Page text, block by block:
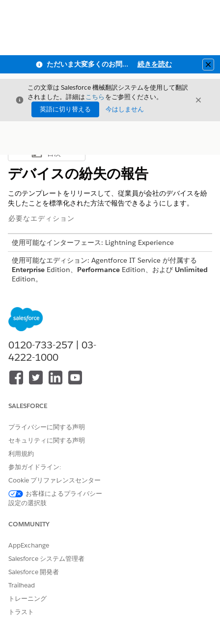
ただいま大変多くのお問い合わせをいただいており、ご連絡までにお時間を頂戴しております 続きを読む
閉じる
この文章は Salesforce 機械翻訳システムを使用して翻訳
されました。詳細はこちら をご参照ください。
英語に切り替える
今はしません
閉じる
目次を表示
目次
デバイスの紛失の報告
このテンプレートをリリースして、従業員が会社のデバイスを紛
失したことを標準化された方法で報告できるようにします。
必要なエディション
使用可能なインターフェース: Lightning Experience
使用可能なエディション: Agentforce IT Service が付属する
Enterprise Edition、 Performance Edition、および Unlimited
Edition。
ユーザーの詳細を取得するサービス要求レコードが作成されま
す。テンプレートに含まれている内容を確認します。
受入属性
このテンプレートの受入フォームでは、従業員から次の詳細を取
紛失したデバイス: 紛失として報告された特定の会社のデバイ
Remote Wipe (リモートワイプ): 従業員のリモートワイプ設
Loss Details (紛失の詳細): デバイスが紛失した場所と時期に
関する詳細 (場所、状況、復旧に役立つ情報など)。
手動履行
このサービスプロセスでは、手動履行の要求が IT チームに転送さ
れます。Flow Builder でフローを作成し、マネージャー承認や自
動履行などのカスタムロジックを含めることができます。
このテンプレートには、受入または履行のための事前設定済みの
要求の取得方法と履行方法を定義するコネクタを含むカスタムフ
ローを作成します。
0120-733-257 | 03-
4222-1000
SALESFORCE
プライバシーに関する声明
セキュリティに関する声明
利用規約
参加ガイドライン:
Cookie プリファレンスセンター
お客様によるプライバシー
設定の選択肢
COMMUNITY
AppExchange
Salesforce システム管理者
Salesforce 開発者
Trailhead
トレーニング
トラスト